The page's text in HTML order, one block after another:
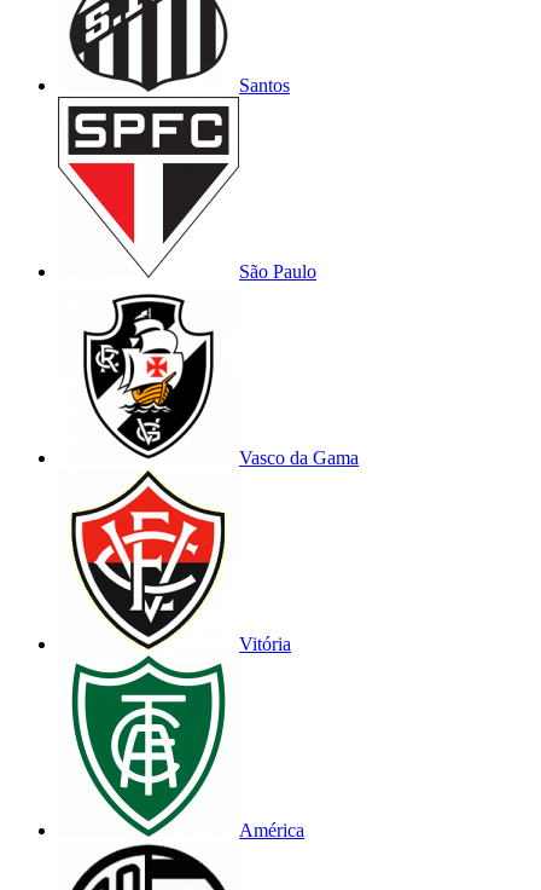
Santos
São Paulo
Vasco da Gama
Vitória
América